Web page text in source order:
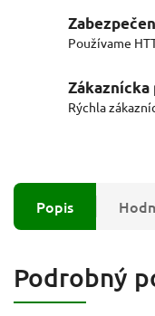
Používame
Zákaznícka
Rýchla
Popis
Podrobný